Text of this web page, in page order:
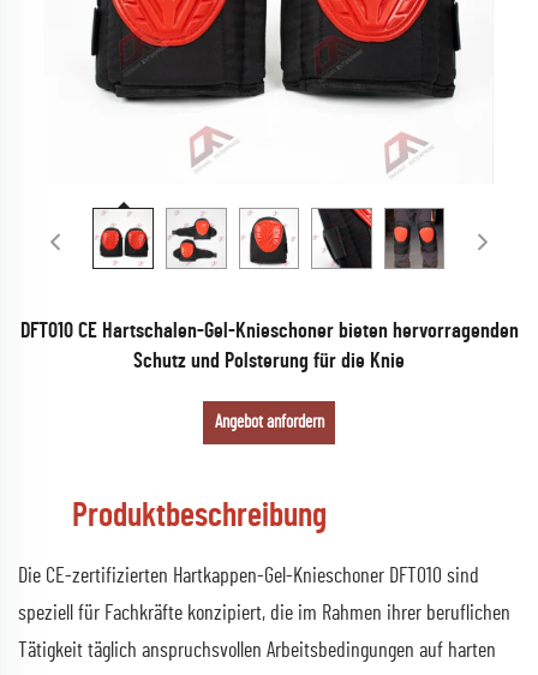
DFT010 CE Hartschalen-Gel-Knieschoner bieten hervorragenden
Schutz und Polsterung für die Knie
Angebot anfordern
Produktbeschreibung
Die CE-zertifizierten Hartkappen-Gel-Knieschoner DFT010 sind
speziell für Fachkräfte konzipiert, die im Rahmen ihrer beruflichen
Tätigkeit täglich anspruchsvollen Arbeitsbedingungen auf harten